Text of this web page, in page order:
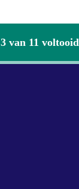
3 van 11 voltooid